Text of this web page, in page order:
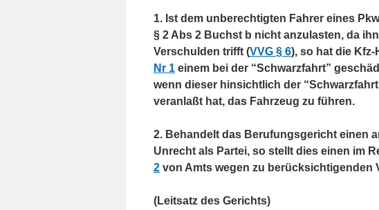
1. Ist dem unberechtigten Fahrer eines
§ 2 Abs 2 Buchst b nicht anzulasten, da
Verschulden trifft (VVG § 6), so hat die
Nr 1 einem bei der “Schwarzfahrt”
wenn dieser hinsichtlich der
veranlaßt hat, das Fahrzeug zu führen.
2. Behandelt das Berufungsgericht einen
Unrecht als Partei, so stellt dies einen im
2 von Amts wegen zu berücksichtigenden
(Leitsatz des Gerichts)